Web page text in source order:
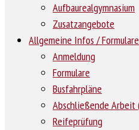
Aufbaurealgymnasium
Zusatzangebote
Allgemeine Infos / Formulare
Anmeldung
Formulare
Busfahrpläne
Abschließende Arbeit
Reifeprüfung